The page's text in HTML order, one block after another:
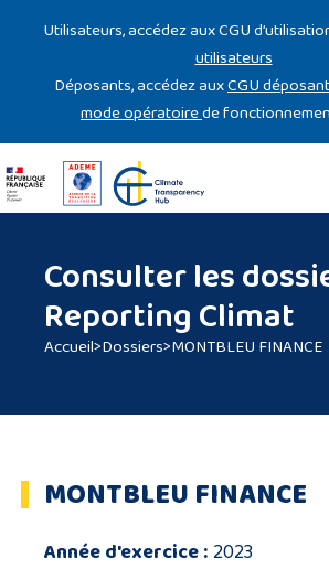
Consulter les
Reporting Climat
Accueil>Dossiers>MONTBLEU FINANCE
MONTBLEU FINANCE
Année d'exercice :2023
Utilisateurs, accédez aux CGU
utilisateurs
Déposants, accédez auxCGU
mode opératoirede